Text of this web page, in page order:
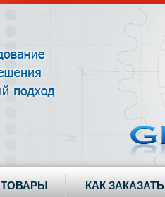
ТОВАРЫ КАК ЗАКАЗАТЬ